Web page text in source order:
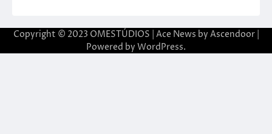
Copyright © 2023 OMESTÚDIOS | Ace News by Ascendoor|
Powered by WordPress.